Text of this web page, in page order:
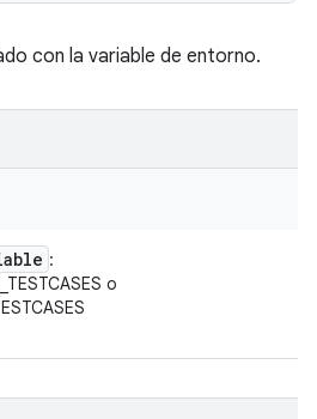
con la variable de entorno.
:
o